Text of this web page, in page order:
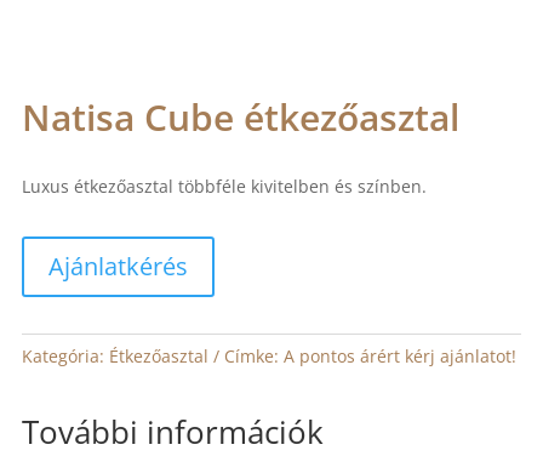
Natisa Cube étkezőasztal
Luxus étkezőasztal többféle kivitelben és színben.
Ajánlatkérés
Kategória: Étkezőasztal Címke: A pontos árért kérj ajánlatot!
További információk